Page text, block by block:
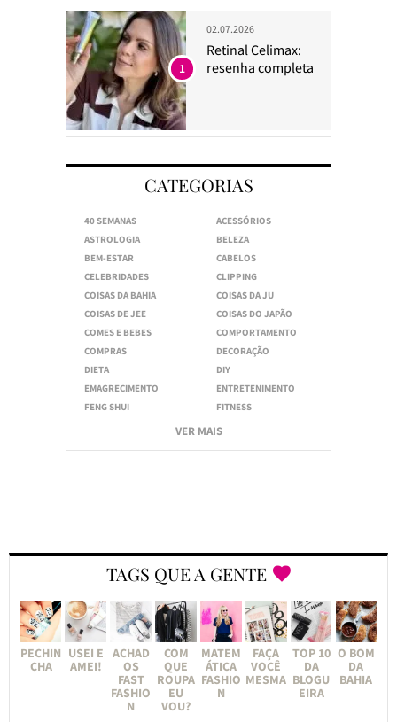
02.07.2026
Retinal Celimax:
resenha completa
1
CATEGORIAS
40 SEMANAS
ACESSÓRIOS
ASTROLOGIA
BELEZA
BEM-ESTAR
CABELOS
CELEBRIDADES
CLIPPING
COISAS DA BAHIA
COISAS DA JU
COISAS DE JEE
COISAS DO JAPÃO
COMES E BEBES
COMPORTAMENTO
COMPRAS
DECORAÇÃO
DIETA
DIY
EMAGRECIMENTO
ENTRETENIMENTO
FENG SHUI
FITNESS
VER MAIS
TAGS QUE A GENTE
PECHIN
CHA
USEI E
AMEI!
ACHAD
OS
FAST
FASHIO
N
COM
QUE
ROUPA
EU
VOU?
MATEM
ÁTICA
FASHIO
N
FAÇA
VOCÊ
MESMA
TOP 10
DA
BLOGU
EIRA
O BOM
DA
BAHIA